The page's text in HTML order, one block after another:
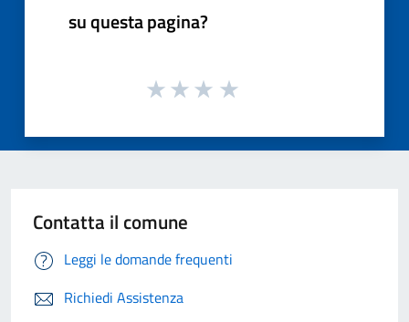
su questa pagina?
Contatta il comune
Leggi le domande frequenti
Richiedi Assistenza